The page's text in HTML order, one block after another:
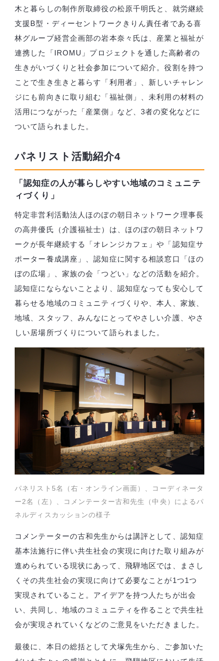
木と暮らしの制作所取締役の松原千明氏と、就労継続
支援B型・ディーセントワークきりん責任者である喜
林グループ経営企画部の岩本奈々氏は、産業と福祉が
連携した「IROMU」プロジェクトを通した高齢者の
生きがいづくりと社会参加について紹介。役割を持つ
ことで生き生きと暮らす「利用者」、新しいチャレン
ジにも前向きに取り組む「福祉側」、未利用の材料の
活用につながった「産業側」など、3者の変化などに
ついて語られました。
パネリスト活動紹介4
「認知症の人が暮らしやすい地域のコミュニテ
ィづくり」
特定非営利活動法人ほのぼの朝日ネットワーク理事長
の高井優氏（介護福祉士）は、ほのぼの朝日ネットワ
ークが長年継続する「オレンジカフェ」や「認知症サ
ポーター養成講座」、認知症に関する相談窓口「ほの
ぼの広場」、家族の会「つどい」などの活動を紹介。
認知症にならないことより、認知症なっても安心して
暮らせる地域のコミュニティづくりや、本人、家族、
地域、スタッフ、みんなにとってやさしい介護、やさ
しい居場所づくりについて語られました。
パネリスト5名（右・オンライン画面）、コーディネータ
ー2名（左）、コメンテーター古和先生（中央）によるパ
ネルディスカッションの様子
コメンテーターの古和先生からは講評として、認知症
基本法施行に伴い共生社会の実現に向けた取り組みが
進められている現状にあって、飛騨地区では、まさし
くその共生社会の実現に向けて必要なことが1つ1つ
実現されていること。アイデアを持つ人たちが出会
い、共同し、地域のコミュニティを作ることで共生社
会が実現されていくなどのご意見をいただきました。
最後に、本日の総括として犬塚先生から、ご参加いた